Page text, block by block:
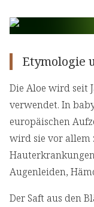
Etymologie
Die Aloe wird seit
verwendet. In
europäischen
wird sie vor allem
Augenleiden,
Der Saft aus den